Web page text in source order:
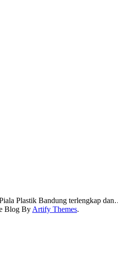
Plastik Bandung terlengkap
Blog By Artify Themes.